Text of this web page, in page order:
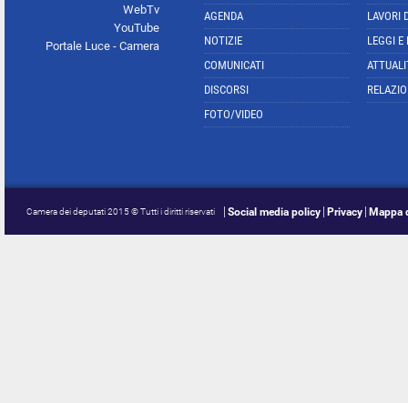
WebTv
YouTube
Portale Luce - Camera
AGENDA
NOTIZIE
COMUNICATI
DISCORSI
FOTO/VIDEO
LAVORI
LEGGI E
Camera dei deputati 2015 © Tutti i diritti riservati Social media policy Privacy Mappa